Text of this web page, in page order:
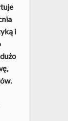
i